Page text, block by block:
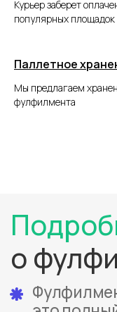
Курьер заберет
популярных площадок
Паллетное
Мы предлагаем
фулфилмента